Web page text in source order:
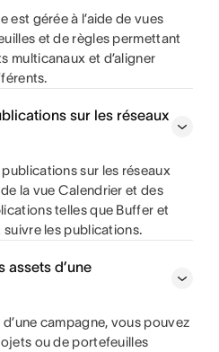
est gérée à l’aide de vues
et de règles permettant
multicanaux et d’aligner
sur les réseaux
sur les réseaux
la vue Calendrier et des
telles que Buffer et
les publications.
d’une
campagne, vous pouvez
ou de portefeuilles